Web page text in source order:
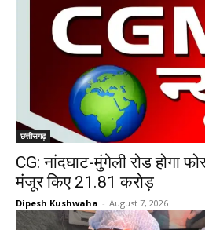
छत्तीसगढ़
CG: नांदघाट-मुंगेली रोड होगा
मंजूर किए 21.81 करोड़
Dipesh Kushwaha - August 7, 2026